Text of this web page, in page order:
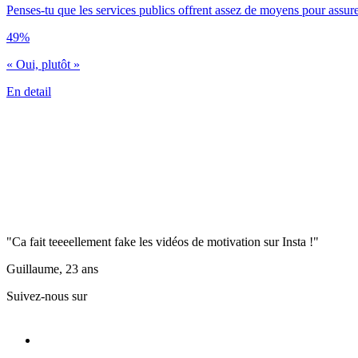
Penses-tu que les services publics offrent assez de moyens pour
49%
« Oui, plutôt »
En detail
"Ca fait teeeellement fake les vidéos de motivation sur Insta !"
Guillaume, 23 ans
Suivez-nous sur